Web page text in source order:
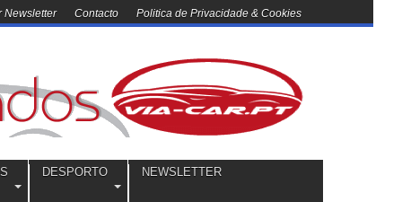
Newsletter Contacto Politica de Privacidade & Cookies
DESPORTO NEWSLETTER